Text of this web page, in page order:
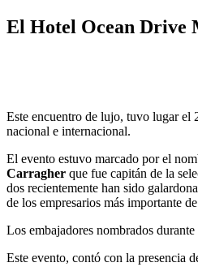
El Hotel Ocean Drive
Este encuentro de lujo, tuvo lugar el
nacional e internacional.
El evento estuvo marcado por el
Carragher que fue capitán de la
dos recientemente han sido
de los empresarios más importante
Los embajadores nombrados
Este evento, contó con la presencia